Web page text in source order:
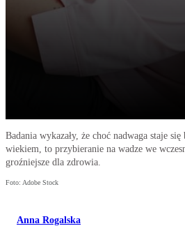
Badania wykazały, że choć nadwaga staje
wiekiem, to przybieranie na wadze we
groźniejsze dla zdrowia.
Foto: Adobe Stock
Anna Rogalska